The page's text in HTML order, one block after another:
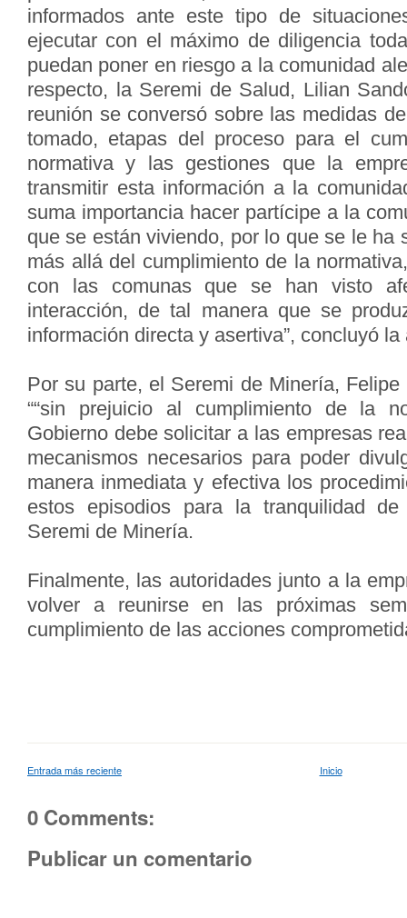
informados ante este tipo de
ejecutar con el máximo de diligencia
puedan poner en riesgo a la comunidad
respecto, la Seremi de Salud, Lilian
reunión se conversó sobre las medidas
tomado, etapas del proceso para el
normativa y las gestiones que la
transmitir esta información a la
suma importancia hacer partícipe a la
que se están viviendo, por lo que se le ha
más allá del cumplimiento de la
con las comunas que se han visto
interacción, de tal manera que se
información directa y asertiva”, concluyó
Por su parte, el Seremi de Minería,
““sin prejuicio al cumplimiento de la
Gobierno debe solicitar a las empresas
mecanismos necesarios para poder
manera inmediata y efectiva los
estos episodios para la tranquilidad
Seremi de Minería.
Finalmente, las autoridades junto a la
volver a reunirse en las próximas
cumplimiento de las acciones
Entrada más reciente Inicio
0 Comments:
Publicar un comentario